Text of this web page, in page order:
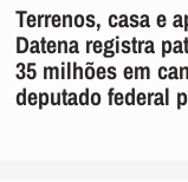
Terrenos, casa e
Datena registra
35 milhões em
deputado federal